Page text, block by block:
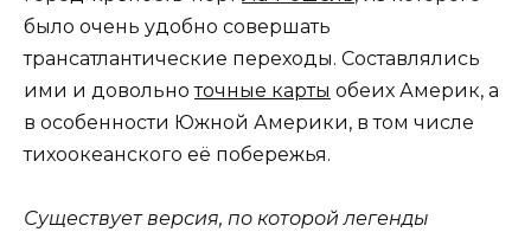
было очень удобно совершать
трансатлантические переходы. Составлялись
ими и довольноточные карты обеих Америк, а
в особенности Южной Америки, в том числе
тихоокеанского её побережья.
Существует версия, по которой легенды